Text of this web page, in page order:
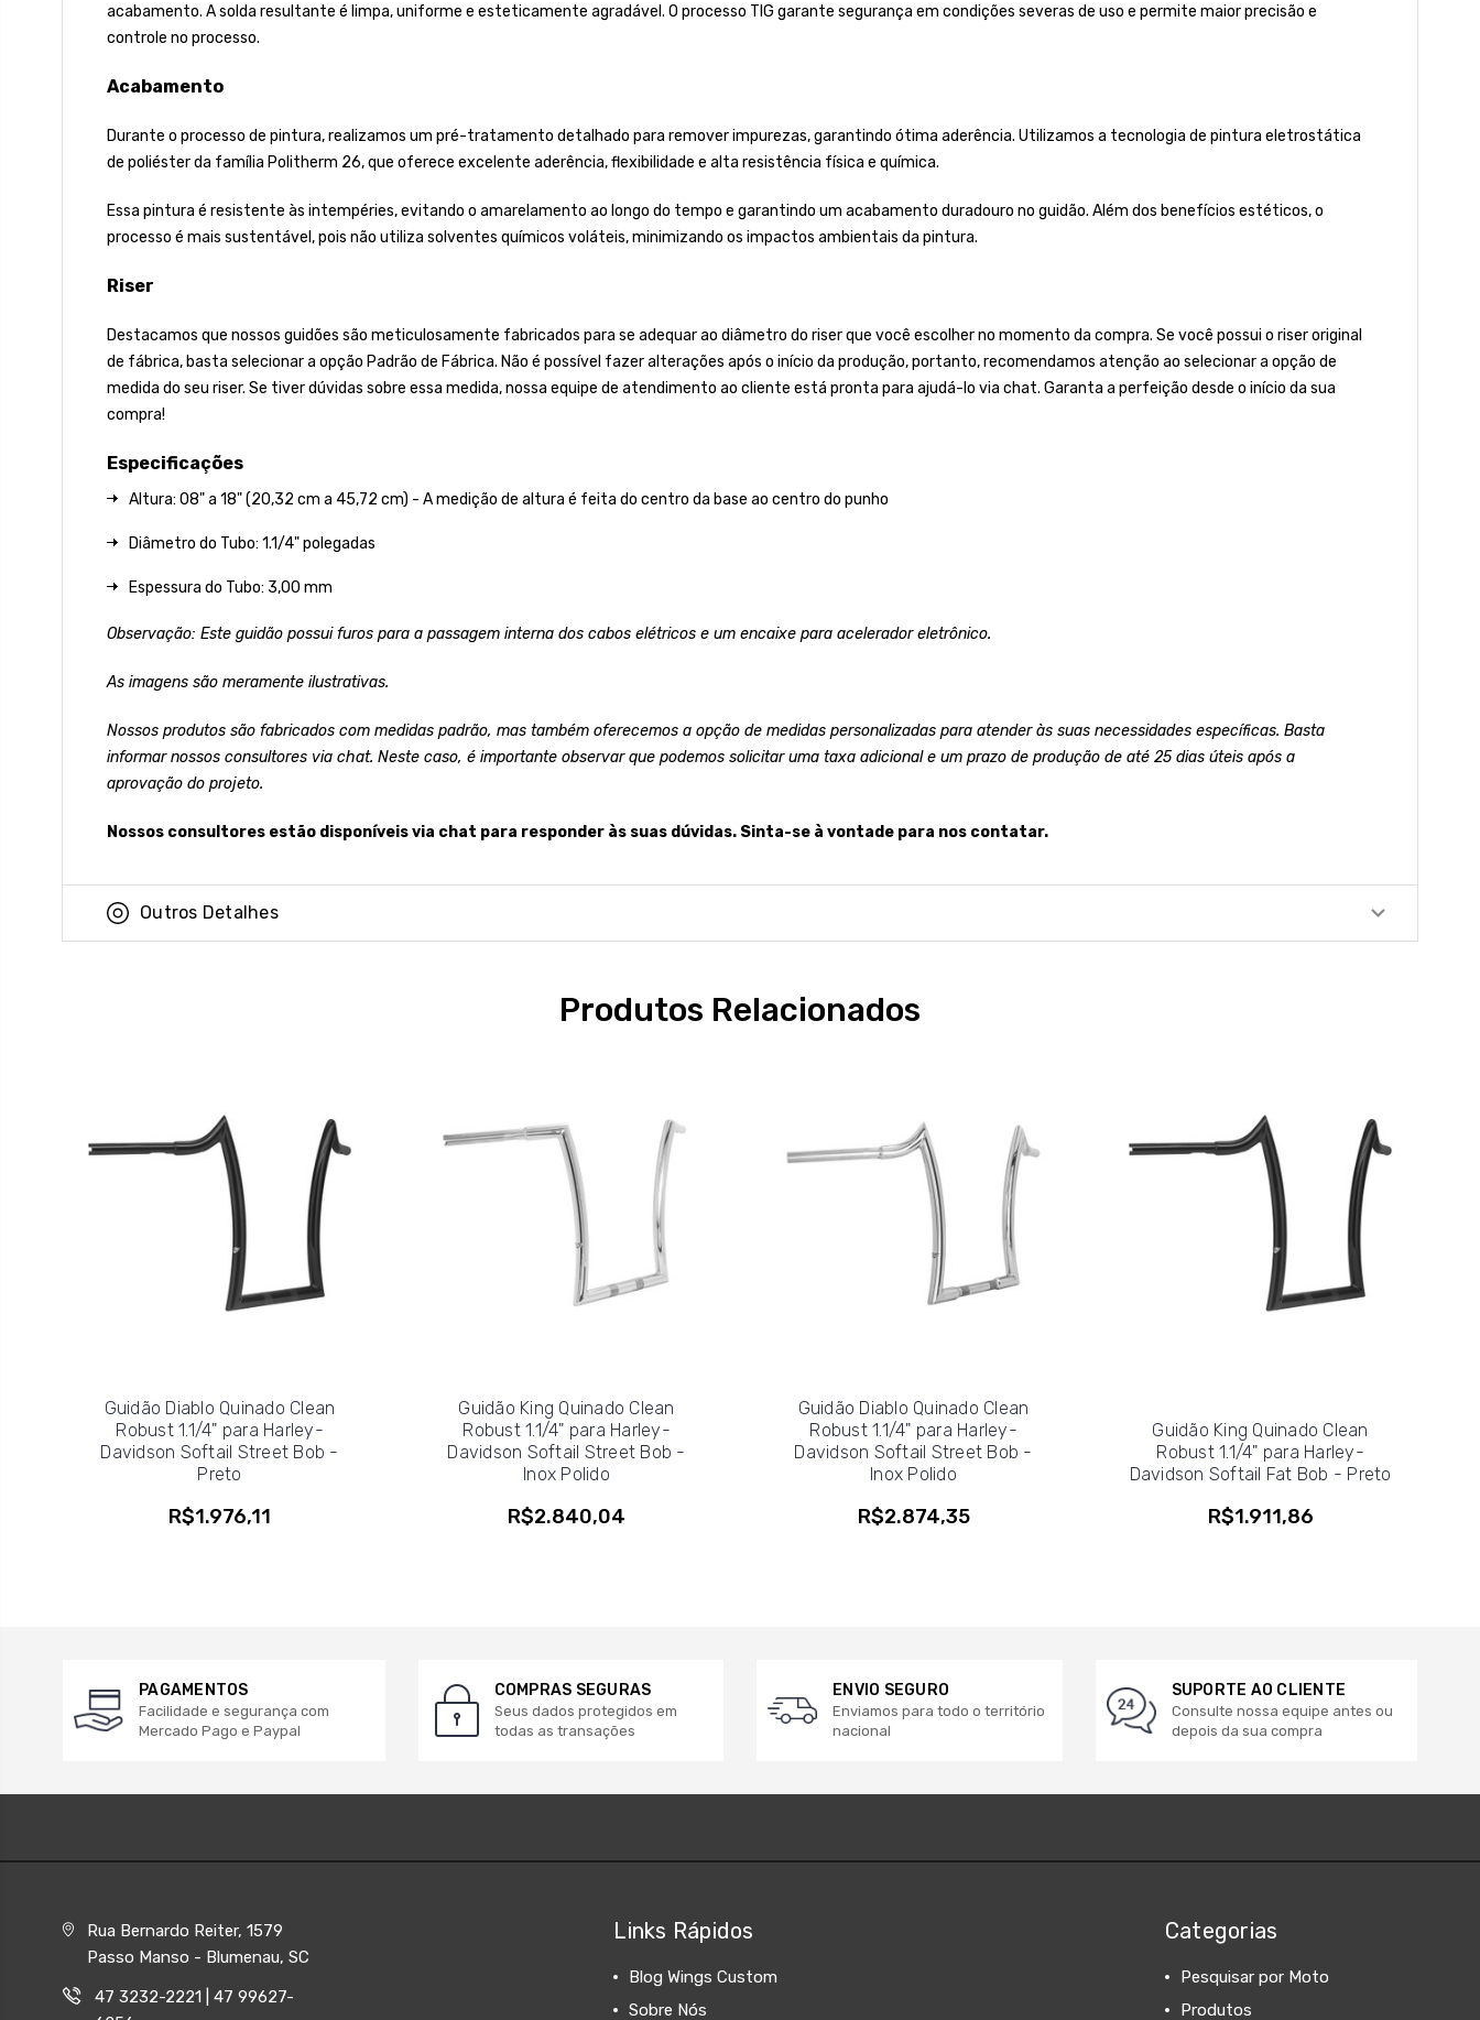
acabamento. A solda resultante é limpa, uniforme e esteticamente agradável. O processo TIG garante segurança em condições severas de uso e permite maior precisão e
controle no processo.
Acabamento
Durante o processo de pintura, realizamos um pré-tratamento detalhado para remover impurezas, garantindo ótima aderência. Utilizamos a tecnologia de pintura eletrostática
de poliéster da família Politherm 26, que oferece excelente aderência, flexibilidade e alta resistência física e química.
Essa pintura é resistente às intempéries, evitando o amarelamento ao longo do tempo e garantindo um acabamento duradouro no guidão. Além dos benefícios estéticos, o
processo é mais sustentável, pois não utiliza solventes químicos voláteis, minimizando os impactos ambientais da pintura.
Riser
Destacamos que nossos guidões são meticulosamente fabricados para se adequar ao diâmetro do riser que você escolher no momento da compra. Se você possui o riser original
de fábrica, basta selecionar a opção Padrão de Fábrica. Não é possível fazer alterações após o início da produção, portanto, recomendamos atenção ao selecionar a opção de
medida do seu riser. Se tiver dúvidas sobre essa medida, nossa equipe de atendimento ao cliente está pronta para ajudá-lo via chat. Garanta a perfeição desde o início da sua
compra!
Especificações
Altura: 08" a 18" (20,32 cm a 45,72 cm) - A medição de altura é feita do centro da base ao centro do punho
Diâmetro do Tubo: 1.1/4" polegadas
Espessura do Tubo: 3,00 mm
Observação: Este guidão possui furos para a passagem interna dos cabos elétricos e um encaixe para acelerador eletrônico.
As imagens são meramente ilustrativas.
Nossos produtos são fabricados com medidas padrão, mas também oferecemos a opção de medidas personalizadas para atender às suas necessidades específicas. Basta
informar nossos consultores via chat. Neste caso, é importante observar que podemos solicitar uma taxa adicional e um prazo de produção de até 25 dias úteis após a
aprovação do projeto.
Nossos consultores estão disponíveis via chat para responder às suas dúvidas. Sinta-se à vontade para nos contatar.
Outros Detalhes
Produtos Relacionados
Guidão Diablo Quinado Clean
Robust 1.1/4" para Harley-
Davidson Softail Street Bob -
Preto
R$1.976,11
Guidão King Quinado Clean
Robust 1.1/4" para Harley-
Davidson Softail Street Bob -
Inox Polido
R$2.840,04
Guidão Diablo Quinado Clean
Robust 1.1/4" para Harley-
Davidson Softail Street Bob -
Inox Polido
R$2.874,35
Guidão King Quinado Clean
Robust 1.1/4" para Harley-
Davidson Softail Fat Bob - Preto
R$1.911,86
PAGAMENTOS
Facilidade e segurança com
Mercado Pago e Paypal
COMPRAS SEGURAS
Seus dados protegidos em
todas as transações
ENVIO SEGURO
Enviamos para todo o território
nacional
SUPORTE AO CLIENTE
Consulte nossa equipe antes ou
depois da sua compra
Rua Bernardo Reiter, 1579
Passo Manso - Blumenau, SC
47 3232-2221 | 47 99627-
Links Rápidos
Blog Wings Custom
Sobre Nós
Categorias
Pesquisar por Moto
Produtos